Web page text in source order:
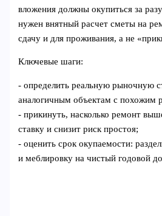
вложения должны окупиться за
нужен внятный расчет сметы на
сдачу и для проживания, а не
Ключевые шаги:
- определить реальную рыночную
аналогичным объектам с похожим
- прикинуть, насколько ремонт
ставку и снизит риск простоя;
- оценить срок окупаемости:
и меблировку на чистый годовой